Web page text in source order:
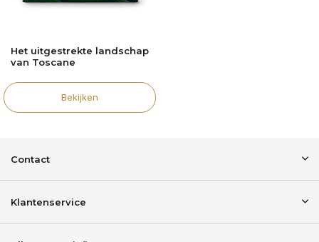
Het uitgestrekte landschap
van Toscane
Bekijken
Contact
Klantenservice